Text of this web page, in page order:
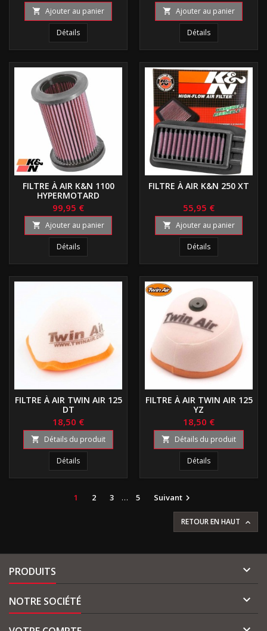
 Ajouter au panier
Détails
 Ajouter au panier
Détails
FILTRE À AIR K&N 1100
HYPERMOTARD
99,95 €
 Ajouter au panier
Détails
FILTRE À AIR K&N 250 XT
55,95 €
 Ajouter au panier
Détails
FILTRE À AIR TWIN AIR 125
DT
18,50 €
 Détails du produit
Détails
FILTRE À AIR TWIN AIR 125
YZ
18,50 €
 Détails du produit
Détails
1 2 3 … 5 Suivant 
RETOUR EN HAUT 
PRODUITS 
NOTRE SOCIÉTÉ 